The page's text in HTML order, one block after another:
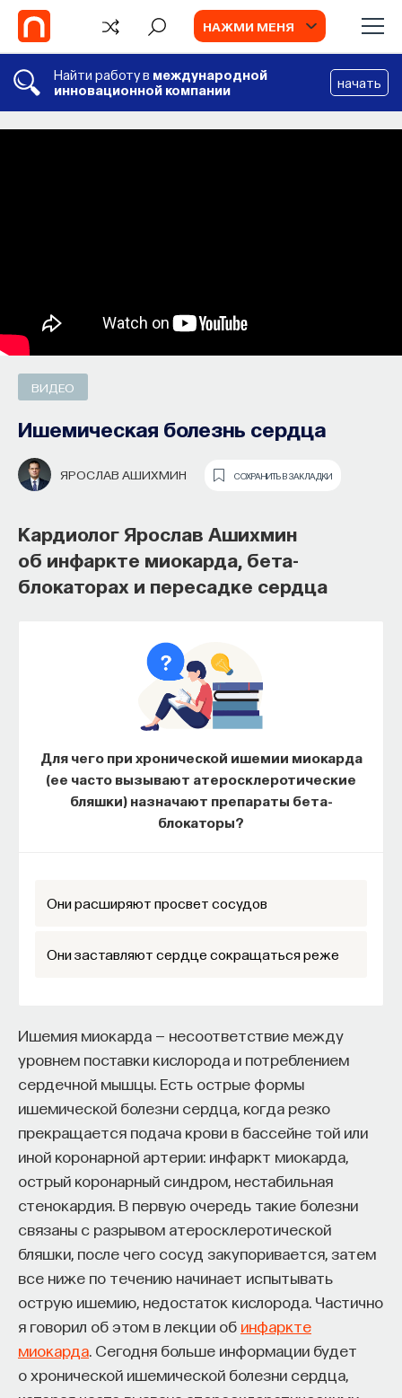
НАЖМИ МЕНЯ
Найти работу в международной
инновационной компании
начать
ВИДЕО
Ишемическая болезнь сердца
ЯРОСЛАВ АШИХМИН СОХРАНИТЬ В ЗАКЛАДКИ
Кардиолог Ярослав Ашихмин
об инфаркте миокарда, бета-
блокаторах и пересадке сердца
Для чего при хронической ишемии миокарда
(ее часто вызывают атеросклеротические
бляшки) назначают препараты бета-
блокаторы?
Они расширяют просвет сосудов
Они заставляют сердце сокращаться реже
Ишемия миокарда — несоответствие между
уровнем поставки кислорода и потреблением
сердечной мышцы. Есть острые формы
ишемической болезни сердца, когда резко
прекращается подача крови в бассейне той или
иной коронарной артерии: инфаркт миокарда,
острый коронарный синдром, нестабильная
стенокардия. В первую очередь такие болезни
связаны с разрывом атеросклеротической
бляшки, после чего сосуд закупоривается, затем
все ниже по течению начинает испытывать
острую ишемию, недостаток кислорода. Частично
я говорил об этом в лекции об инфаркте
миокарда . Сегодня больше информации будет
о хронической ишемической болезни сердца,
БЛОГ
ПОСТНАУКА СОХРАНИТЬ В ЗАКЛАДКИ
Максутов запускает сервис, который
поможет найти свою нишу
в глобальных deep tech и биотех
В 2012 годуИвар Максутовсоздал проект
ПостНаука, который дал голос учёным и навсегда
изменил медийное пространство на русском
и предпринимателям превращать их идеи
, рекрутинговое агентство,
индустриях.
В ходе работы с научным сообществом Ивар
и его команда обнаружили, что инновационные
индустрии испытывают кадровый голод,
особенно молодые deep tech и биотех компании.
Исследование аудитории ПостНауки
подтвердило масштаб: более60%слушателей
проекта имеют STEM-образование, при этом
заинтересованы в работе в инновационных
компаниях, но не знают, с чего начать.
Специалисты сталкиваются с тремя ключевыми
барьерами:
Недостаток информации о глобальных
индустриях и карьерных возможностях